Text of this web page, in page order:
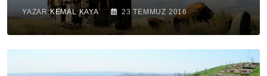
YAZAR:KEMAL KAYA 23 TEMMUZ 2016